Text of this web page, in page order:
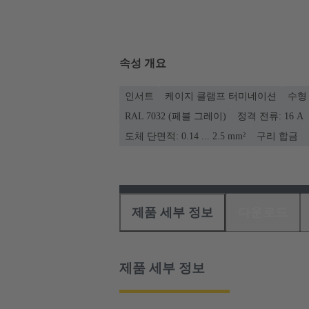
속성 개요
인서트 케이지 클램프 터미네이션 수형
RAL 7032 (페블 그레이)
정격 전류: ‌16 A
도체 단면적: 0.14 ... 2.5 mm²
구리 합금
제품 세부 정보
제품 세부 정보